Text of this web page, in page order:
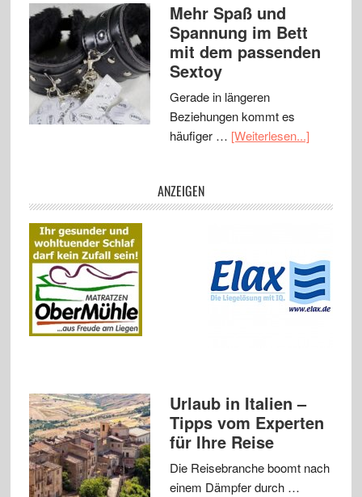
Mehr Spaß und
Spannung im Bett
mit dem passenden
Sextoy
Gerade in längeren
Beziehungen kommt es
häufiger … [Weiterlesen...]
ANZEIGEN
Urlaub in Italien –
Tipps vom Experten
für Ihre Reise
Die Reisebranche boomt nach
einem Dämpfer durch …